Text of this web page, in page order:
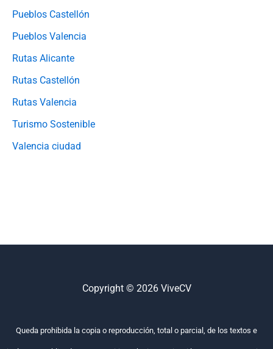
Pueblos Castellón
Pueblos Valencia
Rutas Alicante
Rutas Castellón
Rutas Valencia
Turismo Sostenible
Valencia ciudad
Copyright © 2026 ViveCV
Queda prohibida la copia o reproducción, total o parcial, de los textos e